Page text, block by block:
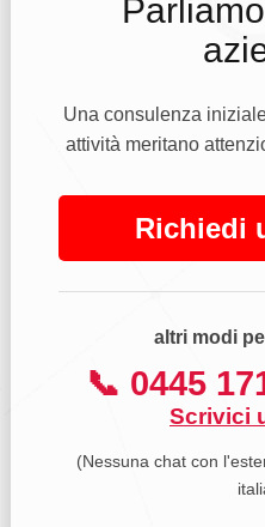
Una consulenza
attività meritano
Richiedi
altri modi
📞 0445
Scrivici
(Nessuna chat con